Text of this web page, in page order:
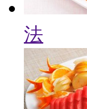
法